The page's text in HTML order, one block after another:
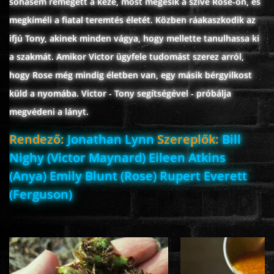
ÉLŐ ADÁSOK (LIVE)
SOROZAT
KARÁCSONYI FILMEK
megkíméli a fiatal teremtés életét. Közben ráakaszkodik az
ifjú Tony, akinek minden vágya, hogy mellette tanulhassa ki
a szakmát. Amikor Victor ügyfele tudomást szerez arról,
hogy Rose még mindig életben van, egy másik bérgyilkost
küld a nyomába. Victor - Tony segítségével - próbálja
megvédeni a lányt.
Rendező:Jonathan LynnSzereplők:Bill
Nighy (Victor Maynard) Eileen Atkins
(Anya) Emily Blunt (Rose) Rupert Everett
(Ferguson)